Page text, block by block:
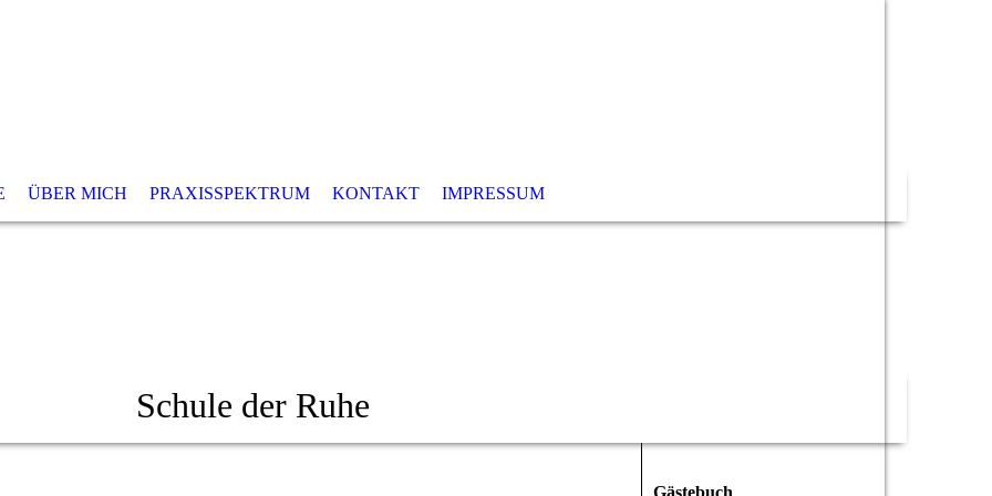
ÜBER MICH PRAXISSPEKTRUM KONTAKT IMPRESSUM
Schule der Ruhe
Gästebuch